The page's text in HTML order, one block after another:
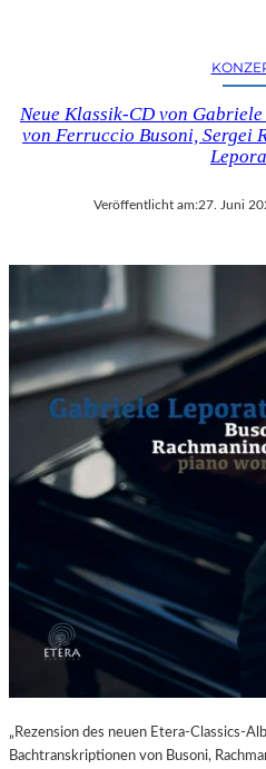
Neue Klassik-CD von
von Ferruccio Busoni, Sergei
Veröffentlicht am:27. Juni
„Rezension des neuen Etera-Classics-
Bachtranskriptionen von Busoni,